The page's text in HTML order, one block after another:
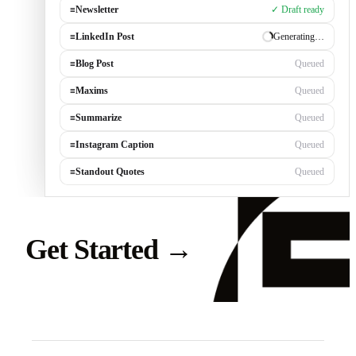
≡Newsletter ✓ Draft ready
≡LinkedIn Post Generating…
≡Blog Post Queued
≡Maxims Queued
≡Summarize Queued
≡Instagram Caption Queued
≡Standout Quotes Queued
Get Started →